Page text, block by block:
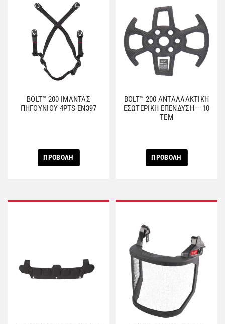
BOLT™ 200 ΙΜΑΝΤΑΣ
ΠΗΓΟΥΝΙΟΥ 4PTS EN397
ΠΡΟΒΟΛΗ
BOLT™ 200 ΑΝΤΑΛΛΑΚΤΙΚΗ
ΕΣΩΤΕΡΙΚΗ ΕΠΕΝΔΥΣΗ – 10
ΤΕΜ
ΠΡΟΒΟΛΗ